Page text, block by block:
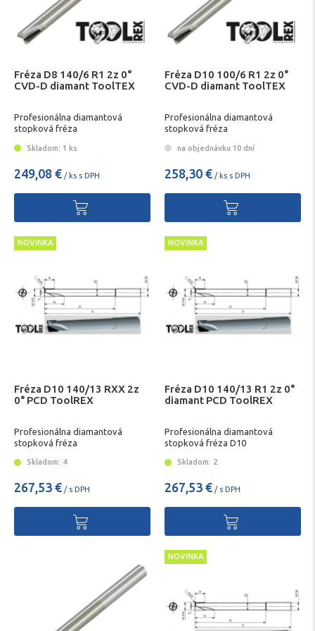
Fréza D8 140/6 R1 2z 0°
CVD-D diamant ToolTEX
Profesionálna diamantová
stopková fréza
Skladom: 1 ks
249,08 € / ks s DPH
Fréza D10 100/6 R1 2z 0°
CVD-D diamant ToolTEX
Profesionálna diamantová
stopková fréza
na objednávku 10 dní
258,30 € / ks s DPH
NOVINKA
Fréza D10 140/13 RXX 2z
0° PCD ToolREX
Profesionálna diamantová
stopková fréza
Skladom: 4
267,53 € / s DPH
NOVINKA
Fréza D10 140/13 R1 2z 0°
diamant PCD ToolREX
Profesionálna diamantová
stopková fréza D10
Skladom: 2
267,53 € / s DPH
NOVINKA